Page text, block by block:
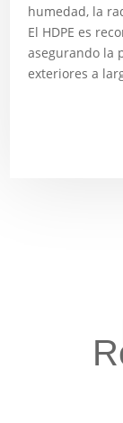
humedad, la
El HDPE es
asegurando la
exteriores a